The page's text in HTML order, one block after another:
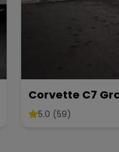
Corvette C7
5.0 (59)